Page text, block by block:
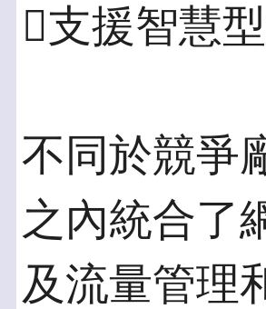
支援智慧
不同於競爭
之內統合了
及流量管理